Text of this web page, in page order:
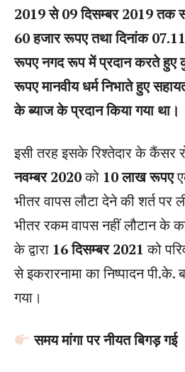
2019 से 09 दिसम्बर 2019 तक
60 हजार रूपए तथा दिनांक
रूपए नगद रूप में प्रदान करते
रूपए मानवीय धर्म निभाते हुए
के ब्याज के प्रदान किया गया था।
इसी तरह इसके रिश्तेदार के कैंसर
नवम्बर 2020को 10 लाख रूपए
भीतर वापस लौटा देने की शर्त पर
भीतर रकम वापस नहीं लौटान के
के द्वारा 16 दिसम्बर 2021 को
से इकरारनामा का निष्पादन पी.के.
गया।
समय मांगा पर नीयत बिगड़ गई